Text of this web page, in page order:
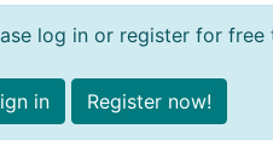
log in or register for
in Register now!